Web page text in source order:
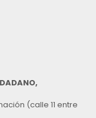
(calle 11 entre